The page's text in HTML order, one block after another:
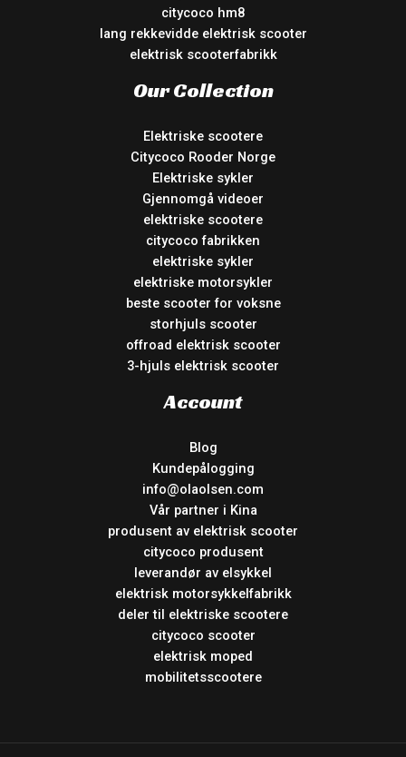
citycoco hm8
lang rekkevidde elektrisk scooter
elektrisk scooterfabrikk
Our Collection
Elektriske scootere
Citycoco Rooder Norge
Elektriske sykler
Gjennomgå videoer
elektriske scootere
citycoco fabrikken
elektriske sykler
elektriske motorsykler
beste scooter for voksne
storhjuls scooter
offroad elektrisk scooter
3-hjuls elektrisk scooter
Account
Blog
Kundepålogging
info@olaolsen.com
Vår partner i Kina
produsent av elektrisk scooter
citycoco produsent
leverandør av elsykkel
elektrisk motorsykkelfabrikk
deler til elektriske scootere
citycoco scooter
elektrisk moped
mobilitetsscootere